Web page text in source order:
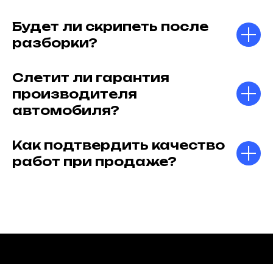
Будет ли скрипеть после
разборки?
Слетит ли гарантия
производителя
автомобиля?
Как подтвердить качество
работ при продаже?